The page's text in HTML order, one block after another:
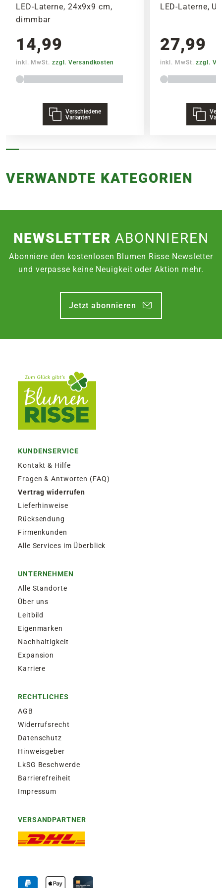
LED-Laterne, 24x9x9 cm,
dimmbar
14,99
inkl. MwSt. zzgl. Versandkosten
Verschiedene
Varianten
LED-Laterne,
27,99
inkl. MwSt.zzgl.
VERWANDTE KATEGORIEN
NEWSLETTERABONNIEREN
Abonniere den kostenlosen Blumen Risse Newsletter
und verpasse keine Neuigkeit oder Aktion mehr.
Jetzt abonnieren
KUNDENSERVICE
Kontakt & Hilfe
Fragen & Antworten (FAQ)
Vertrag widerrufen
Lieferhinweise
Rücksendung
Firmenkunden
Alle Services im Überblick
UNTERNEHMEN
Alle Standorte
Über uns
Leitbild
Eigenmarken
Nachhaltigkeit
Expansion
Karriere
RECHTLICHES
AGB
Widerrufsrecht
Datenschutz
Hinweisgeber
LkSG Beschwerde
Barrierefreiheit
Impressum
VERSANDPARTNER